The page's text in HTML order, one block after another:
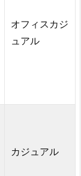
オフィスカジ
ュアル
カジュアル